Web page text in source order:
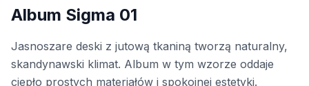
Album Sigma 01
Jasnoszare deski z jutową tkaniną tworzą naturalny,
skandynawski klimat. Album w tym wzorze oddaje
ciepło prostych materiałów i spokojnej estetyki.